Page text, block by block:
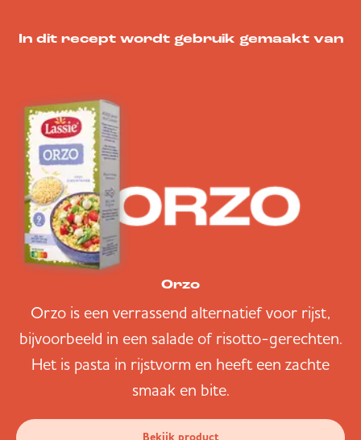
In dit recept wordt gebruik gemaakt van
Orzo
Orzo is een verrassend alternatief voor rijst,
bijvoorbeeld in een salade of risotto-gerechten.
Het is pasta in rijstvorm en heeft een zachte
smaak en bite.
Bekijk product